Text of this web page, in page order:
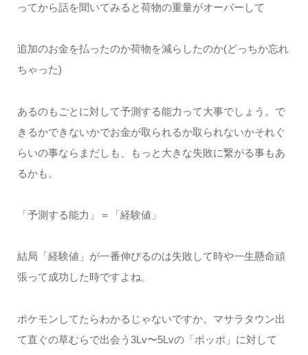
ってから話を聞いてみると荷物の重量がオーバーして
追加のお金を払ったのか荷物を減らしたのか(どっちか忘れ
ちゃった)
あるのもごとに対して予測する能力って大事でしょう。で
きるかできないかでお金が取られるか取られないかそれぐ
らいの事ならまだしも、もっと大きな失敗に繋がる事もあ
るかも。
「予測する能力」＝「経験値」
結局「経験値」が一番伸びるのは失敗して時や一生懸命頑
張って成功した時ですよね。
ポケモンしてたらわかるじゃないですか。マサラタウン出
て直ぐの草むらで出会う3Lv〜5Lvの「ポッポ」に対して